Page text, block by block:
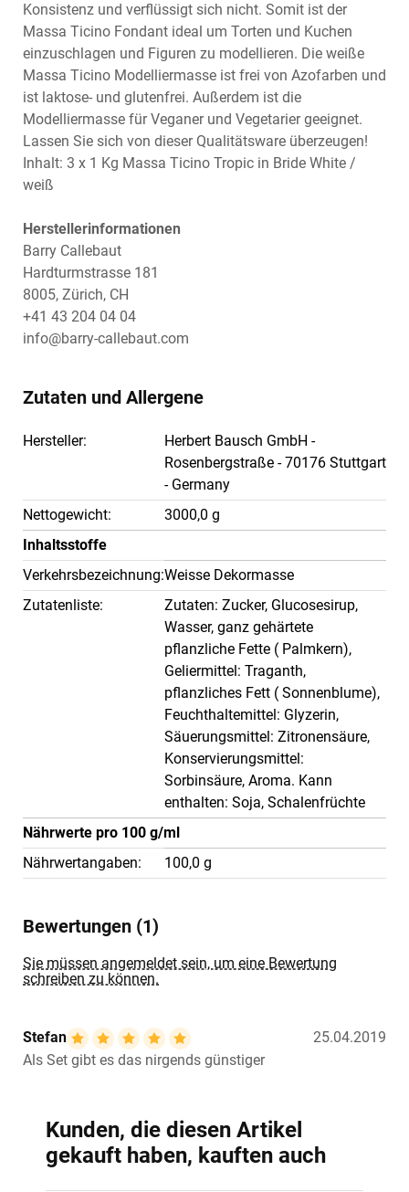
Konsistenz und verflüssigt sich nicht. Somit ist der
Massa Ticino Fondant ideal um Torten und Kuchen
einzuschlagen und Figuren zu modellieren. Die weiße
Massa Ticino Modelliermasse ist frei von Azofarben und
ist laktose- und glutenfrei. Außerdem ist die
Modelliermasse für Veganer und Vegetarier geeignet.
Lassen Sie sich von dieser Qualitätsware überzeugen!
Inhalt: 3 x 1 Kg Massa Ticino Tropic in Bride White /
weiß
Herstellerinformationen
Barry Callebaut
Hardturmstrasse 181
8005, Zürich, CH
+41 43 204 04 04
info@barry-callebaut.com
Zutaten und Allergene
Hersteller:
Herbert Bausch GmbH -
Rosenbergstraße - 70176 Stuttgart
- Germany
Nettogewicht:
3000,0 g
Inhaltsstoffe
Verkehrsbezeichnung:Weisse Dekormasse
Zutatenliste:
Zutaten: Zucker, Glucosesirup,
Wasser, ganz gehärtete
pflanzliche Fette ( Palmkern),
Geliermittel: Traganth,
pflanzliches Fett ( Sonnenblume),
Feuchthaltemittel: Glyzerin,
Säuerungsmittel: Zitronensäure,
Konservierungsmittel:
Sorbinsäure, Aroma. Kann
enthalten: Soja, Schalenfrüchte
Nährwerte pro 100 g/ml
Nährwertangaben:
100,0 g
Bewertungen (1)
Sie müssen angemeldet sein, um eine Bewertung
schreiben zu können.
Stefan
25.04.2019
Als Set gibt es das nirgends günstiger
Kunden, die diesen Artikel
gekauft haben, kauften auch